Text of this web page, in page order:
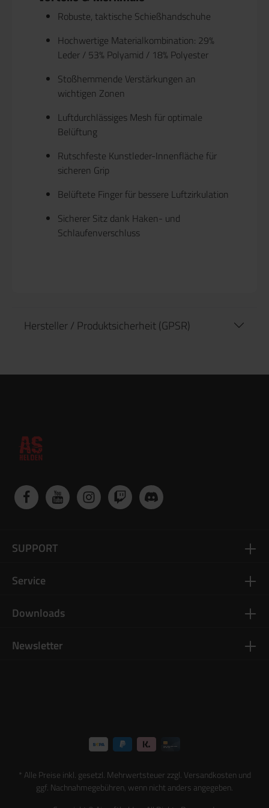
Robuste, taktische Schießhandschuhe
Hochwertige Materialkombination: 29%
Leder / 53% Polyamid / 18% Polyester
Stoßhemmende Verstärkungen an
wichtigen Zonen
Luftdurchlässiges Mesh für optimale
Belüftung
Rutschfeste Kunstleder-Innenfläche für
sicheren Grip
Belüftete Finger für bessere Luftzirkulation
Sicherer Sitz dank Haken- und
Schlaufenverschluss
Hersteller / Produktsicherheit (GPSR)
Newsletter
SUPPORT
Service
Downloads
* Alle Preise inkl. gesetzl. Mehrwertsteuer zzgl. Versandkostenund
ggf. Nachnahmegebühren, wenn nicht anders angegeben.